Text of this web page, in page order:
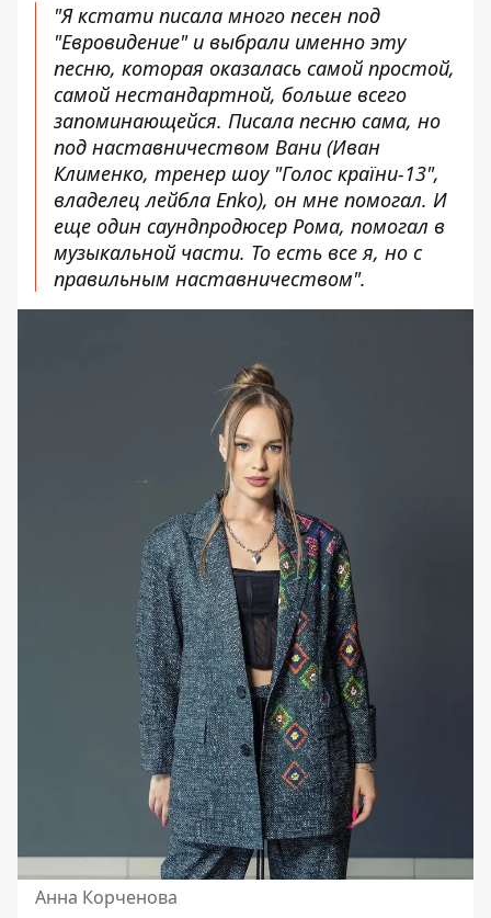
"Я кстати писала много песен под
"Евровидение" и выбрали именно эту
песню, которая оказалась самой простой,
самой нестандартной, больше всего
запоминающейся. Писала песню сама, но
под наставничеством Вани (Иван
Клименко, тренер шоу "Голос країни-13",
владелец лейбла Enko), он мне помогал. И
еще один саундпродюсер Рома, помогал в
музыкальной части. То есть все я, но с
правильным наставничеством".
Анна Корченова